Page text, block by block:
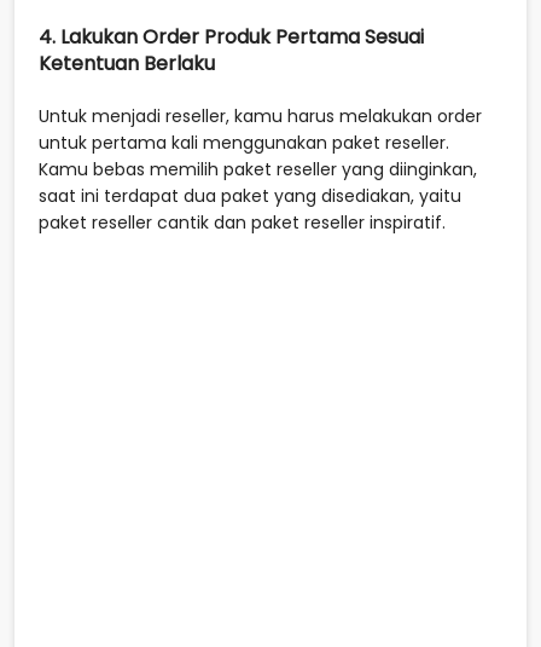
4. Lakukan Order Produk Pertama Sesuai
Ketentuan Berlaku
Untuk menjadi reseller, kamu harus melakukan order
untuk pertama kali menggunakan paket reseller.
Kamu bebas memilih paket reseller yang diinginkan,
saat ini terdapat dua paket yang disediakan, yaitu
paket reseller cantik dan paket reseller inspiratif.